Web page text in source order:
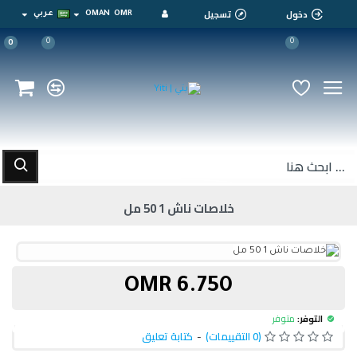
دخول تسجيل OMR
OMAN عربي
0
0
0
خلاصات ناش 1 50 مل
التوفر: متوفر
(0 التقييمات) - كتابة تعليق
6.750 OMR